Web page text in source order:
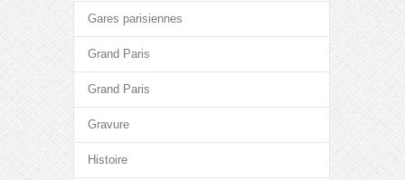
Gares parisiennes
Grand Paris
Grand Paris
Gravure
Histoire